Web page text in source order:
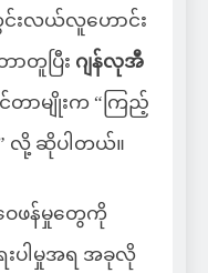
းလယ်လူဟောင်း
တူပြီး ဂျန်လုအီ
ာမျိုးက “ကြည့်
” လို့ ဆိုပါတယ်။
ေဖန်မှုတွေကို
းပါမှုအရ အခုလို